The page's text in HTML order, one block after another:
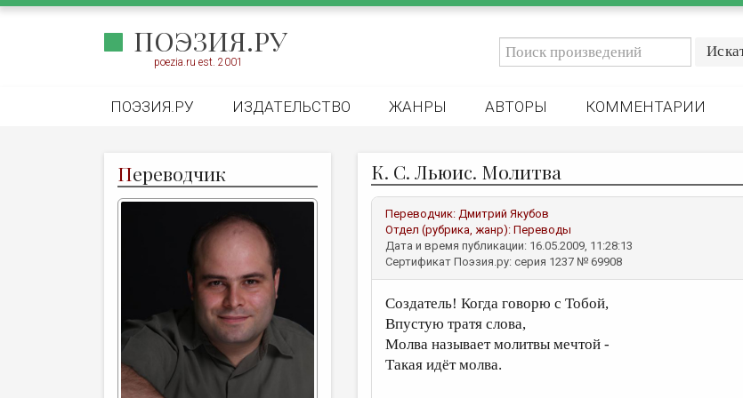
ПОЭЗИЯ.РУ
poezia.ru est. 2001
ПОЭЗИЯ.РУ ИЗДАТЕЛЬСТВО ЖАНРЫ АВТОРЫ КОММЕНТАРИИ
Переводчик К. С. Льюис. Молитва
Переводчик: Дмитрий Якубов
Отдел (рубрика, жанр): Переводы
Дата и время публикации: 16.05.2009, 11:28:13
Сертификат Поэзия.ру: серия 1237 № 69908
Создатель! Когда говорю с Тобой,
Впустую тратя слова,
Молва называет молитвы мечтой -
Такая идёт молва.